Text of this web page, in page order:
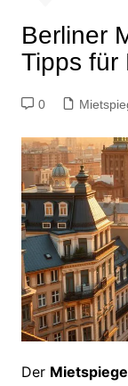
Berliner
Tipps für
0
Der